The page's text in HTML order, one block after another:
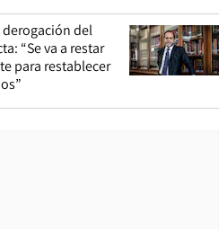
del
“Se va a restar
para restablecer